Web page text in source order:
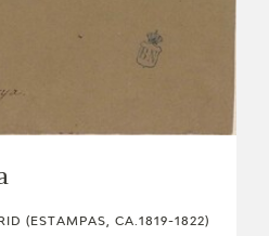
(ESTAMPAS, CA.1819-1822)